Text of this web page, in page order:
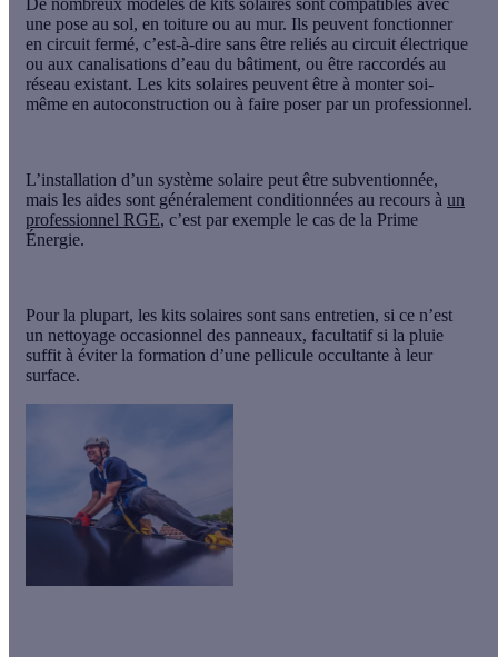
De nombreux modèles de kits solaires sont compatibles avec
une pose au sol, en toiture ou au mur. Ils peuvent fonctionner
en circuit fermé, c’est-à-dire sans être reliés au circuit électrique
ou aux canalisations d’eau du bâtiment, ou être raccordés au
réseau existant. Les kits solaires peuvent être à monter soi-
même en autoconstruction ou à faire poser par un professionnel.
L’installation d’un système solaire peut être subventionnée,
mais les aides sont généralement conditionnées au recours à un
professionnel RGE, c’est par exemple le cas de la Prime
Énergie.
Pour la plupart, les kits solaires sont sans entretien, si ce n’est
un nettoyage occasionnel des panneaux, facultatif si la pluie
suffit à éviter la formation d’une pellicule occultante à leur
surface.